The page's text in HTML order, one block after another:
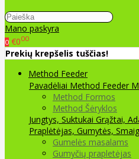
Mano paskyra
0 €000
Prekių krepšelis tuščias!
Method Feeder
Pavadėliai Method Feeder
Method Formos
Method Šėryklos
Jungtys, Suktukai Grąžtai,
Praplėtėjas, Gumytės,
Gumelės masalams
Gumyčių prapletėjas